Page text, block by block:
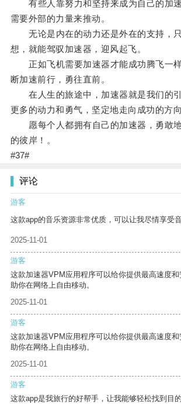
有些人靠努力和坚持来成为自己的加速
需要外部的力量来推动。
无论是内在的动力还是外在的支持，
想，就能驾驭加速器，迎风起飞。
正如飞机需要加速器才能成功腾飞一
断加速前行，勇往直前。
在人生的旅途中，加速器就是我们的
更多的动力和勇气，坚定地走向成功的方向
愿每个人都拥有自己的加速器，勇敢
的彼岸！。
#37#
评论
游客
这款app的音乐资源非常优质，可以让我尽情享受音
2025-11-01
游客
这款加速器VPM应用程序可以给你提供最高速度
助你在网络上自由移动。
2025-11-01
游客
这款加速器VPM应用程序可以给你提供最高速度
助你在网络上自由移动。
2025-11-01
游客
这款app是我旅行的好帮手，让我能够轻松找到目